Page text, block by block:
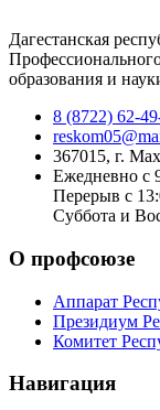
Дагестанская
образования и
8 (8722) 62-
367015, г.
Ежедневно с
Перерыв с
Суббота и
О профсоюзе
Аппарат
Президиум
Комитет
Навигация